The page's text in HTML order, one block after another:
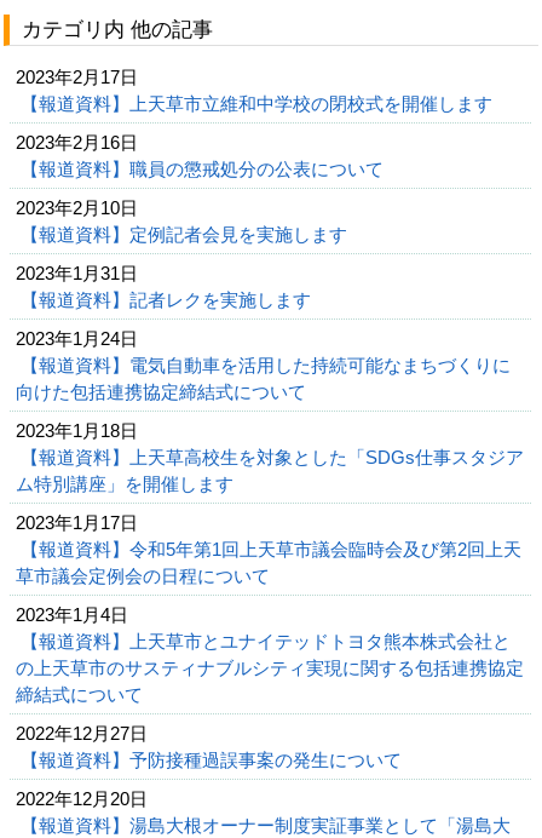
カテゴリ内 他の記事
2023年2月17日
【報道資料】上天草市立維和中学校の閉校式を開催します
2023年2月16日
【報道資料】職員の懲戒処分の公表について
2023年2月10日
【報道資料】定例記者会見を実施します
2023年1月31日
【報道資料】記者レクを実施します
2023年1月24日
【報道資料】電気自動車を活用した持続可能なまちづくりに
向けた包括連携協定締結式について
2023年1月18日
【報道資料】上天草高校生を対象とした「SDGs仕事スタジア
ム特別講座」を開催します
2023年1月17日
【報道資料】令和5年第1回上天草市議会臨時会及び第2回上天
草市議会定例会の日程について
2023年1月4日
【報道資料】上天草市とユナイテッドトヨタ熊本株式会社と
の上天草市のサスティナブルシティ実現に関する包括連携協定
締結式について
2022年12月27日
【報道資料】予防接種過誤事案の発生について
2022年12月20日
【報道資料】湯島大根オーナー制度実証事業として「湯島大